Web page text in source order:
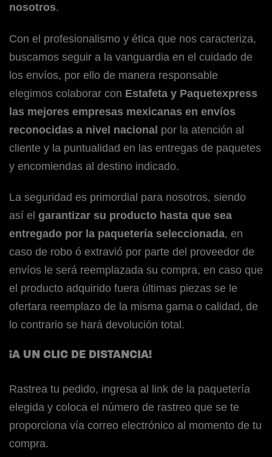
nosotros.
Con el profesionalismo y ética que nos caracteriza,
buscamos seguir a la vanguardia en el cuidado de
los envíos, por ello de manera responsable
elegimos colaborar con Estafeta y Paquetexpress
las mejores empresas mexicanas en envíos
reconocidas a nivel nacional por la atención al
cliente y la puntualidad en las entregas de paquetes
y encomiendas al destino indicado.
La seguridad es primordial para nosotros, siendo
así el garantizar su producto hasta que sea
entregado por la paquetería seleccionada, en
caso de robo ó extravió por parte del proveedor de
envíos le será reemplazada su compra, en caso que
el producto adquirido fuera últimas piezas se le
ofertara reemplazo de la misma gama o calidad, de
lo contrario se hará devolución total.
¡A UN CLIC DE DISTANCIA!
Rastrea tu pedido, ingresa al link de la paquetería
elegida y coloca el número de rastreo que se te
proporciona vía correo electrónico al momento de tu
compra.